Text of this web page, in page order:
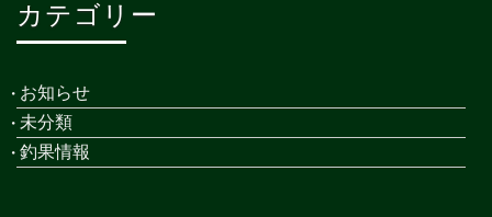
カテゴリー
お知らせ
未分類
釣果情報